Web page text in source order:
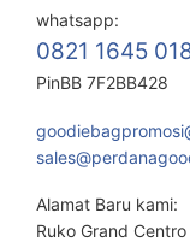
whatsapp:
0821 1645
PinBB 7F2BB428
Alamat Baru kami:
Ruko Grand